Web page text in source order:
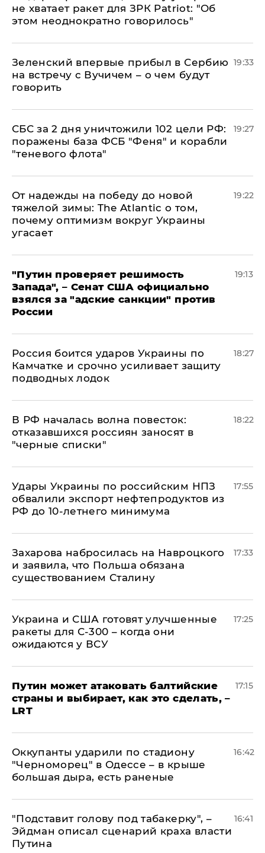
не хватает ракет для ЗРК Patriot: "Об
этом неоднократно говорилось"
Зеленский впервые прибыл в Сербию
на встречу с Вучичем – о чем будут
говорить
19:33
СБС за 2 дня уничтожили 102 цели РФ:
поражены база ФСБ "Феня" и корабли
"теневого флота"
19:27
От надежды на победу до новой
тяжелой зимы: The Atlantic о том,
почему оптимизм вокруг Украины
угасает
19:22
"Путин проверяет решимость
Запада", – Сенат США официально
взялся за "адские санкции" против
России
19:13
Россия боится ударов Украины по
Камчатке и срочно усиливает защиту
подводных лодок
18:27
​В РФ началась волна повесток:
отказавшихся россиян заносят в
"черные списки"
18:22
Удары Украины по российским НПЗ
обвалили экспорт нефтепродуктов из
РФ до 10-летнего минимума
17:55
​Захарова набросилась на Навроцкого
и заявила, что Польша обязана
существованием Сталину
17:33
Украина и США готовят улучшенные
ракеты для С-300 – когда они
ожидаются у ВСУ
17:25
Путин может атаковать балтийские
страны и выбирает, как это сделать, –
LRT
17:15
Оккупанты ударили по стадиону
"Черноморец" в Одессе – в крыше
большая дыра, есть раненые
16:42
​"Подставит голову под табакерку", –
Эйдман описал сценарий краха власти
Путина
16:41